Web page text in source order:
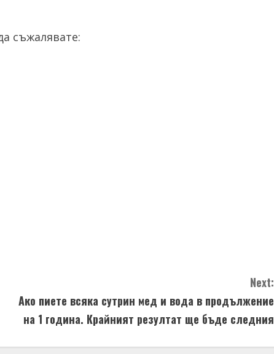
съжалявате:
Next:
Ако пиете всяка сутрин мед и вода в продължение
на 1 година. Крайният резултат ще бъде следния